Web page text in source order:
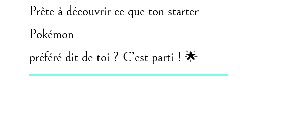
Prête à découvrir ce que ton starter
Pokémon
préféré dit de toi ? C’est parti ! 🌟